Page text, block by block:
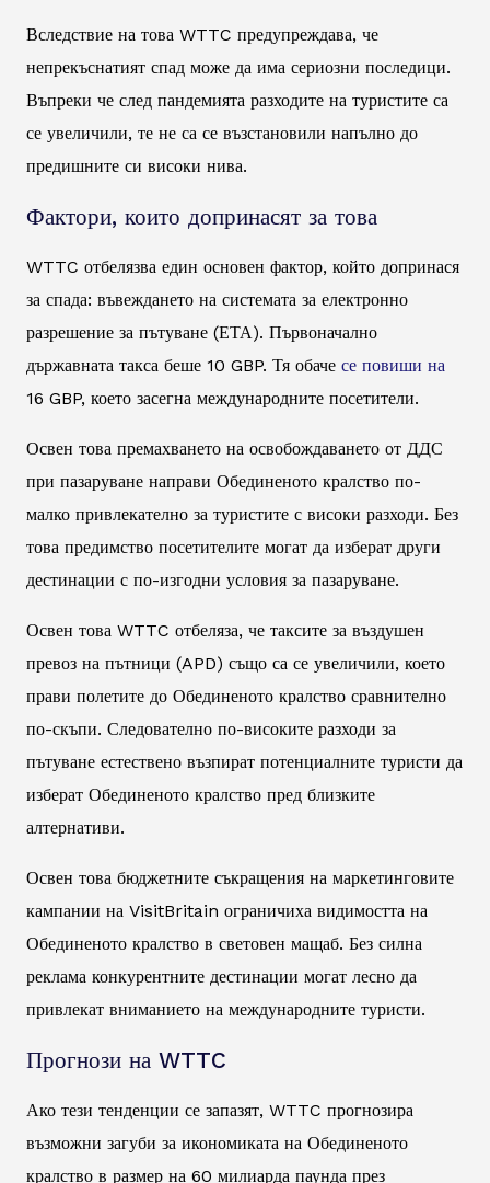
Вследствие на това WTTC предупреждава, че
непрекъснатият спад може да има сериозни последици.
Въпреки че след пандемията разходите на туристите са
се увеличили, те не са се възстановили напълно до
предишните си високи нива.
Фактори, които допринасят за това
WTTC отбелязва един основен фактор, който допринася
за спада: въвеждането на системата за електронно
разрешение за пътуване (ЕТА). Първоначално
държавната такса беше 10 GBP. Тя обаче се повиши на
16 GBP, което засегна международните посетители.
Освен това премахването на освобождаването от ДДС
при пазаруване направи Обединеното кралство по-
малко привлекателно за туристите с високи разходи. Без
това предимство посетителите могат да изберат други
дестинации с по-изгодни условия за пазаруване.
Освен това WTTC отбеляза, че таксите за въздушен
превоз на пътници (APD) също са се увеличили, което
прави полетите до Обединеното кралство сравнително
по-скъпи. Следователно по-високите разходи за
пътуване естествено възпират потенциалните туристи да
изберат Обединеното кралство пред близките
алтернативи.
Освен това бюджетните съкращения на маркетинговите
кампании на VisitBritain ограничиха видимостта на
Обединеното кралство в световен мащаб. Без силна
реклама конкурентните дестинации могат лесно да
привлекат вниманието на международните туристи.
Прогнози на WTTC
Ако тези тенденции се запазят, WTTC прогнозира
възможни загуби за икономиката на Обединеното
кралство в размер на 60 милиарда паунда през